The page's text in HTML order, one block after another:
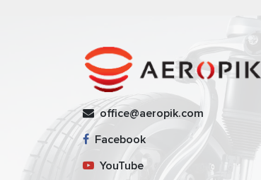
office@aeropik.com
Facebook
YouTube